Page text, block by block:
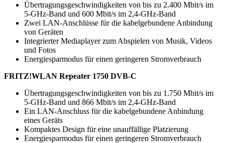
Übertragungsgeschwindigkeiten von bis zu 2.400 Mbit/s im
5-GHz-Band und 600 Mbit/s im 2,4-GHz-Band
Zwei LAN-Anschlüsse für die kabelgebundene Anbindung
von Geräten
Integrierter Mediaplayer zum Abspielen von Musik, Videos
und Fotos
Energiesparmodus für einen geringeren Stromverbrauch
FRITZ!WLAN Repeater 1750 DVB-C
Übertragungsgeschwindigkeiten von bis zu 1.750 Mbit/s im
5-GHz-Band und 866 Mbit/s im 2,4-GHz-Band
Ein LAN-Anschluss für die kabelgebundene Anbindung
eines Geräts
Kompaktes Design für eine unauffällige Platzierung
Energiesparmodus für einen geringeren Stromverbrauch